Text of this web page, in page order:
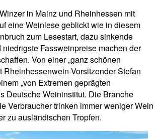
in Mainz und Rheinhessen mit
eine Weinlese geblickt wie in diesem
zum Lesestart, dazu sinkende
niedrigste Fassweinpreise machen der
Von einer „ganz schönen
Rheinhessenwein-Vorsitzender Stefan
„von Extremen geprägten
Deutsche Weininstitut. Die Branche
Verbraucher trinken immer weniger Wein
zu ausländischen Tropfen.